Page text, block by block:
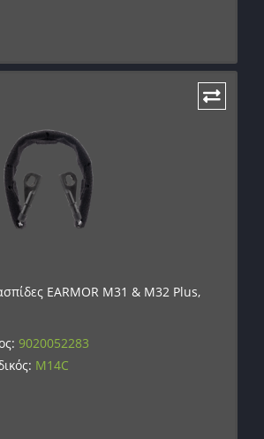
EARMOR M31 & M32 Plus,
9020052283
M14C